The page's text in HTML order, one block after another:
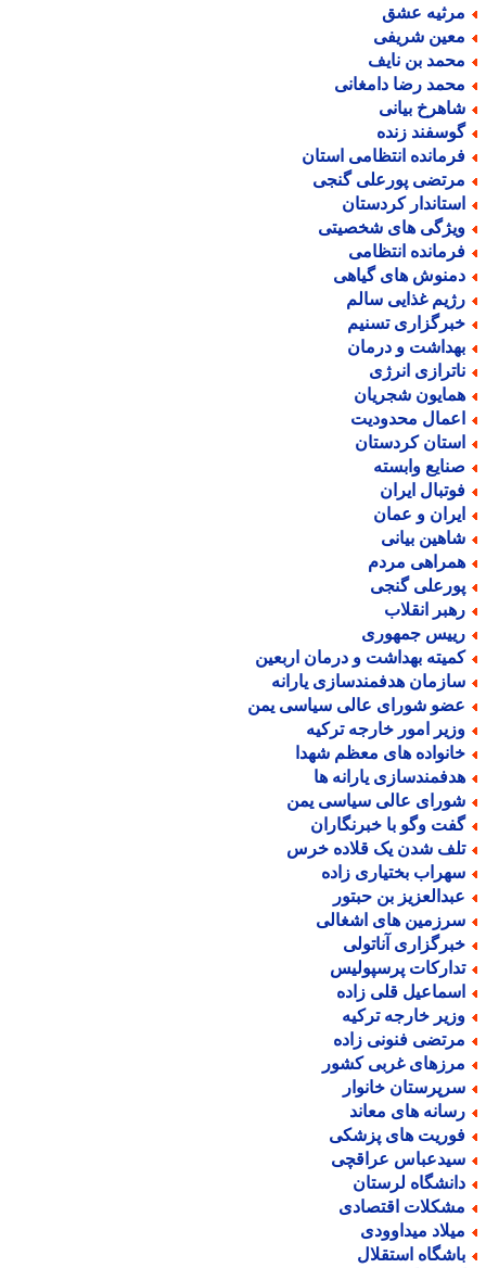
عشق
شریفی
بن نایف
رضا دامغانی
بیانی
زنده
انتظامی استان
پورعلی گنجی
کردستان
های شخصیتی
انتظامی
های گیاهی
غذایی سالم
تسنیم
و درمان
انرژی
شجریان
محدودیت
کردستان
وابسته
ایران
و عمان
بیانی
مردم
گنجی
انقلاب
جمهوری
بهداشت و درمان اربعین
هدفمندسازی یارانه
شورای عالی سیاسی یمن
امور خارجه ترکیه
های معظم شهدا
یارانه ها
عالی سیاسی یمن
وگو با خبرنگاران
شدن یک قلاده خرس
بختیاری زاده
بن حبتور
های اشغالی
آناتولی
پرسپولیس
قلی زاده
خارجه ترکیه
فنونی زاده
غربی کشور
خانوار
های معاند
های پزشکی
عراقچی
لرستان
اقتصادی
میداوودی
استقلال